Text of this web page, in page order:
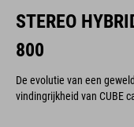
STEREO
800
De evolutie van een
vindingrijkheid van CUBE